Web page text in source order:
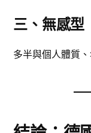
三、無感型
多半與個人體質